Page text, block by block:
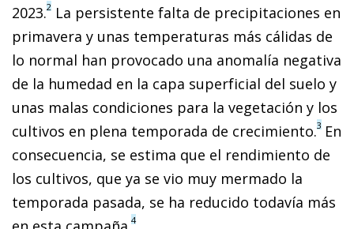
2023.2 La persistente falta de precipitaciones en
primavera y unas temperaturas más cálidas de
lo normal han provocado una anomalía negativa
de la humedad en la capa superficial del suelo y
unas malas condiciones para la vegetación y los
cultivos en plena temporada de crecimiento.3 En
consecuencia, se estima que el rendimiento de
los cultivos, que ya se vio muy mermado la
temporada pasada, se ha reducido todavía más
4